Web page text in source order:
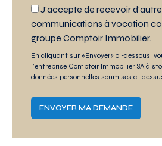
J'accepte de recevoir
communications à vocation
groupe Comptoir Immobilier.
En cliquant sur «Envoyer» ci-dessous,
l'entreprise Comptoir Immobilier SA à
données personnelles soumises ci-